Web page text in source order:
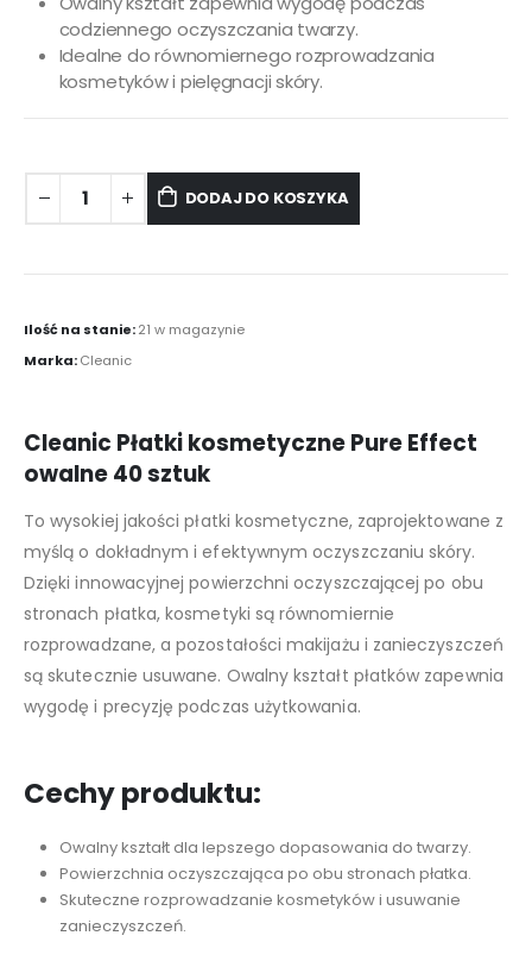
codziennego oczyszczania twarzy.
Idealne do równomiernego rozprowadzania
kosmetyków i pielęgnacji skóry.
DODAJ DO KOSZYKA
Ilość na stanie:21 w magazynie
Marka:Cleanic
Cleanic Płatki kosmetyczne Pure Effect
owalne 40 sztuk
To wysokiej jakości płatki kosmetyczne, zaprojektowane z
myślą o dokładnym i efektywnym oczyszczaniu skóry.
Dzięki innowacyjnej powierzchni oczyszczającej po obu
stronach płatka, kosmetyki są równomiernie
rozprowadzane, a pozostałości makijażu i zanieczyszczeń
są skutecznie usuwane. Owalny kształt płatków zapewnia
wygodę i precyzję podczas użytkowania.
Cechy produktu:
Owalny kształt dla lepszego dopasowania do twarzy.
Powierzchnia oczyszczająca po obu stronach płatka.
Skuteczne rozprowadzanie kosmetyków i usuwanie
zanieczyszczeń.